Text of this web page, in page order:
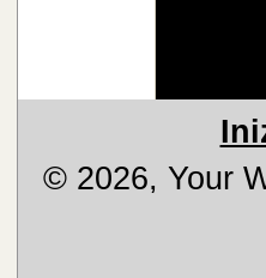
© 2026, Your